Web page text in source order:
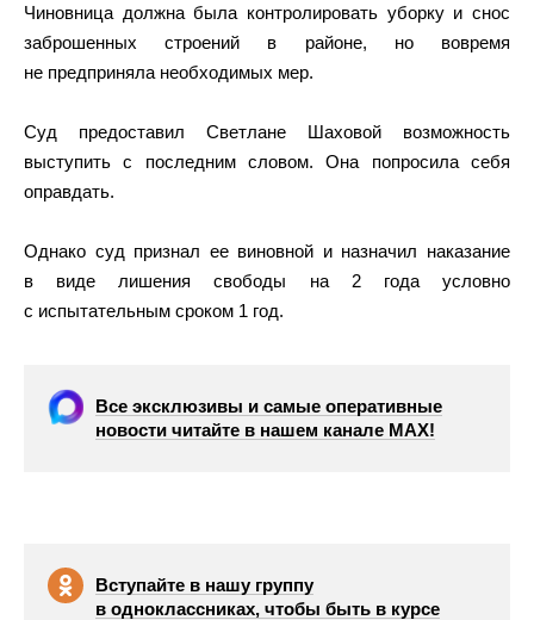
Чиновница должна была контролировать уборку и снос
заброшенных строений в районе, но вовремя
не предприняла необходимых мер.
Суд предоставил Светлане Шаховой возможность
выступить с последним словом. Она попросила себя
оправдать.
Однако суд признал ее виновной и назначил наказание
в виде лишения свободы на 2 года условно
с испытательным сроком 1 год.
Все эксклюзивы и самые оперативные
новости читайте в нашем канале МАХ!
Вступайте в нашу группу
в одноклассниках, чтобы быть в курсе